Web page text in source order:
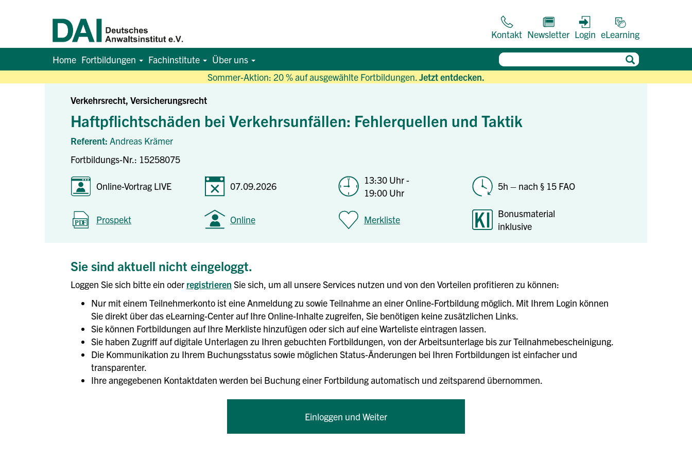
Sommer-Aktion: 20 % auf ausgewählte Fortbildungen.Jetzt entdecken.
Kontakt Newsletter Login eLearning
Home Fortbildungen Fachinstitute Über uns
Verkehrsrecht, Versicherungsrecht
Haftpflichtschäden bei Verkehrsunfällen: Fehlerquellen und Taktik
Referent: Andreas Krämer
Fortbildungs-Nr.: 15258075
Online-Vortrag LIVE 07.09.2026
13:30 Uhr -
19:00 Uhr
5h – nach § 15 FAO
Prospekt Online Merkliste
Bonusmaterial
inklusive
Sie sind aktuell nicht eingeloggt.
Loggen Sie sich bitte ein oder registrieren Sie sich, um all unsere Services nutzen und von den Vorteilen profitieren zu können:
Nur mit einem Teilnehmerkonto ist eine Anmeldung zu sowie Teilnahme an einer Online-Fortbildung möglich. Mit Ihrem Login können
Sie direkt über das eLearning-Center auf Ihre Online-Inhalte zugreifen, Sie benötigen keine zusätzlichen Links.
Sie können Fortbildungen auf Ihre Merkliste hinzufügen oder sich auf eine Warteliste eintragen lassen.
Sie haben Zugriff auf digitale Unterlagen zu Ihren gebuchten Fortbildungen, von der Arbeitsunterlage bis zur Teilnahmebescheinigung.
Die Kommunikation zu Ihrem Buchungsstatus sowie möglichen Status-Änderungen bei Ihren Fortbildungen ist einfacher und
transparenter.
Ihre angegebenen Kontaktdaten werden bei Buchung einer Fortbildung automatisch und zeitsparend übernommen.
Einloggen und Weiter